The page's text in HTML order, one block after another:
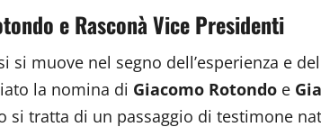
e Rasconà Vice Presidenti
si muove nel segno dell’esperienza e
la nomina di Giacomo Rotondo e
si tratta di un passaggio di testimone